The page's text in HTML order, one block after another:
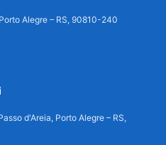
Alegre – RS, 90810-240
d'Areia, Porto Alegre – RS,